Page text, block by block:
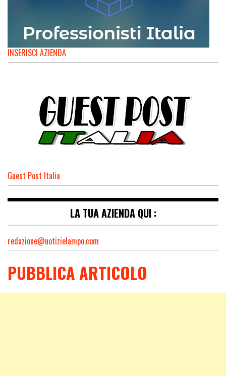
INSERISCI AZIENDA
Guest Post Italia
LA TUA AZIENDA QUI :
redazione@notizielampo.com
PUBBLICA ARTICOLO